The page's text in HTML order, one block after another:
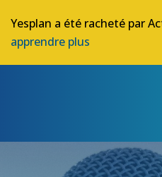
Yesplan a été racheté par
apprendre plus